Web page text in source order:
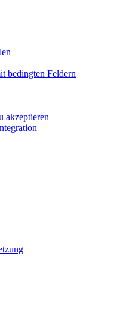
bedingten Feldern
akzeptieren